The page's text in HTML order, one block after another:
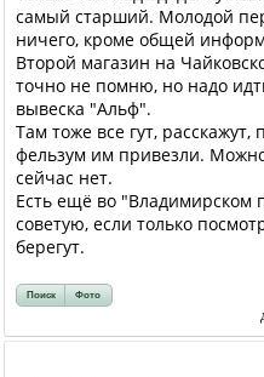
самый старший. Молодой
ничего, кроме общей
Второй магазин на
точно не помню, но надо
вывеска "Альф".
Там тоже все гут,
фельзум им привезли. Можно
сейчас нет.
Есть ещё во "Владимирском
советую, если только
берегут.
Поиск Фото